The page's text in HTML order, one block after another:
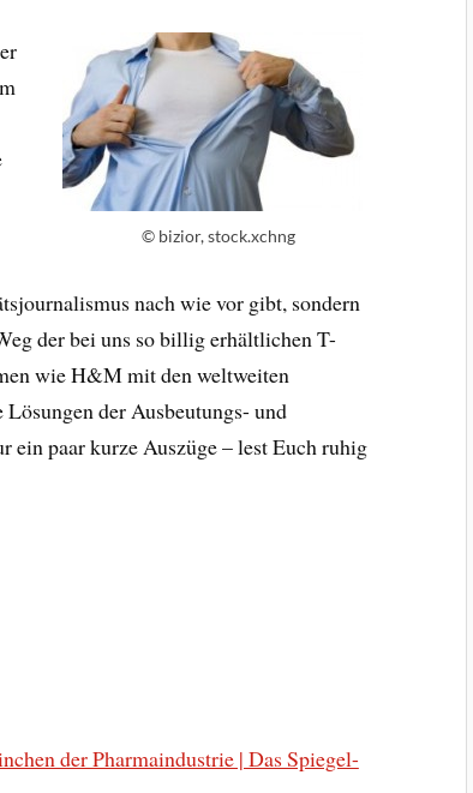
© bizior, stock.xchng
nach wie vor gibt, sondern
der bei uns so billig erhältlichen T-
wie H&M mit den weltweiten
der Ausbeutungs- und
paar kurze Auszüge – lest Euch ruhig
der Pharmaindustrie | Das Spiegel-